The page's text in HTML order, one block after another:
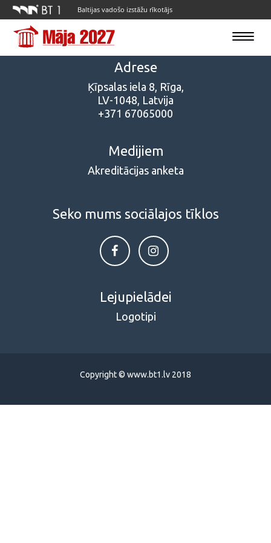
Baltijas vadošo izstāžu rīkotājs
Toggle
Adrese
Ķīpsalas iela 8, Rīga,
LV-1048, Latvija
+371 67065000
Medijiem
Akreditācijas anketa
Seko mums sociālajos tīklos
Lejupielādei
Logotipi
Copyright © www.bt1.lv 2018